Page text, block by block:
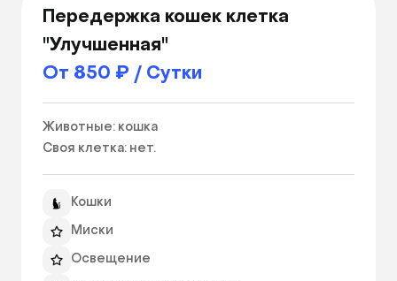
Передержка кошек клетка
"Улучшенная"
От 850 ₽ / Сутки
Животные: кошка
Своя клетка: нет.
Кошки
Миски
Освещение